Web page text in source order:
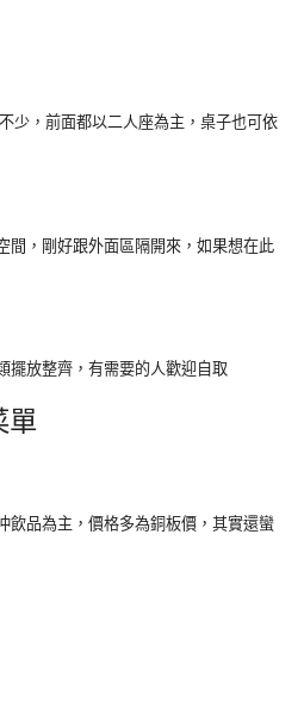
少，前面都以二人座為主，桌子也可依
間，剛好跟外面區隔開來，如果想在此
擺放整齊，有需要的人歡迎自取
單
飲品為主，價格多為銅板價，其實還蠻